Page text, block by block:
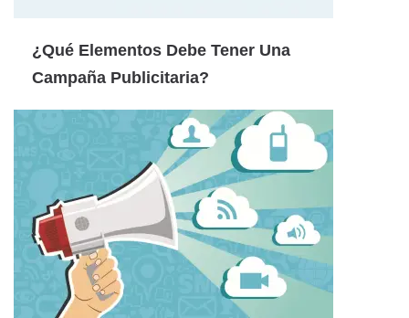
¿Qué Elementos Debe Tener Una
Campaña Publicitaria?